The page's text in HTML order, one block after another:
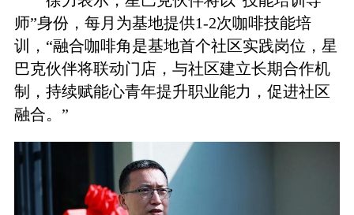
师”身份，每月为基地提供1-2次咖啡技能培
训，“融合咖啡角是基地首个社区实践岗位，星
巴克伙伴将联动门店，与社区建立长期合作机
制，持续赋能心青年提升职业能力，促进社区
融合。”